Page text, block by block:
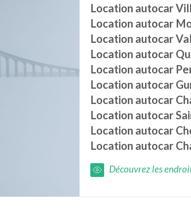
Location autocar
Location autocar
Location autocar
Location autocar
Location autocar
Location autocar
Location autocar
Location autocar
Location autocar
Location autocar
Découvrez les